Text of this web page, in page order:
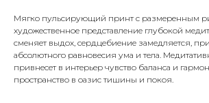
Мягко пульсирующий принт с размеренным
художественное представление глубокой
сменяет выдох, сердцебиение замедляется,
абсолютного равновесия ума и тела.
привнесет в интерьер чувство баланса и
пространство в оазис тишины и покоя.